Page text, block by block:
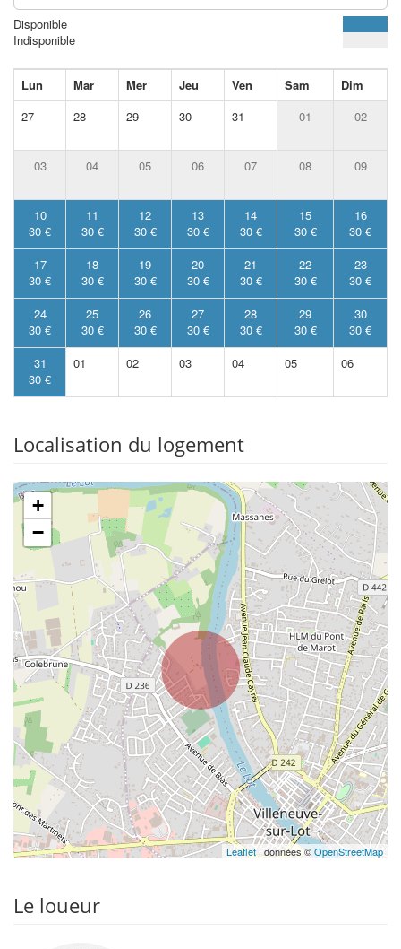
Disponible
Indisponible
Lun Mar Mer Jeu Ven Sam
Dim
27
28 29 30 31 01 02
03 04 05 06 07 08 09
10
30 €
11
30 €
12
30 €
13
30 €
14
30 €
15
30 €
16
30 €
17
30 €
18
30 €
19
30 €
20
30 €
21
30 €
22
30 €
23
30 €
24
30 €
25
30 €
26
30 €
27
30 €
28
30 €
29
30 €
30
30 €
31
30 €
01 02 03 04 05 06
Localisation du logement
+
−
Leaflet| données ©OpenStreetMap
Le loueur